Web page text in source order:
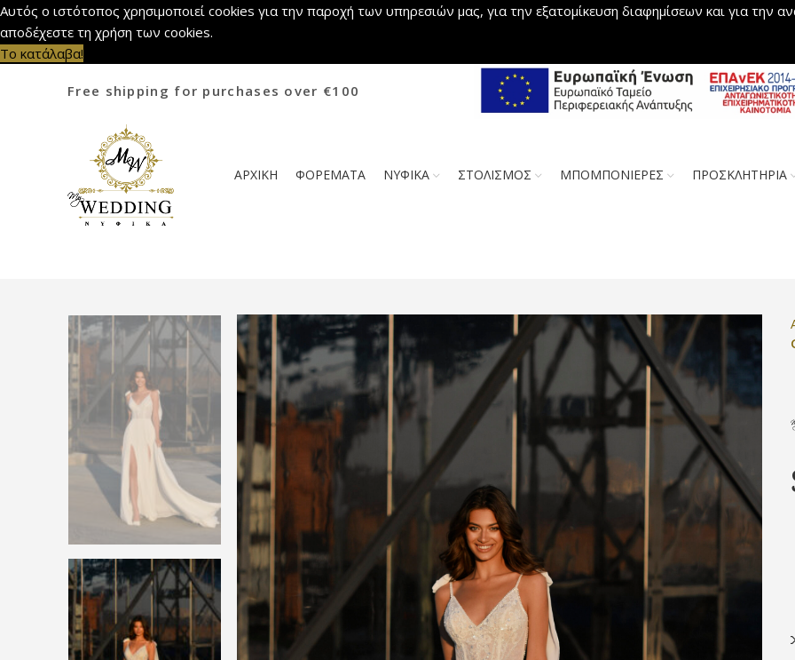
Αυτός ο ιστότοπος χρησιμοποιεί cookies για την παροχή των υπηρεσιών μας, για την εξατομίκευση διαφημίσεων και για την
αποδέχεστε τη χρήση των cookies.
Το κατάλαβα!
Free shipping for purchases over €100
ΑΡΧΙΚΗ ΦΟΡΕΜΑΤΑ ΝΥΦΙΚΑ ΣΤΟΛΙΣΜΟΣ ΜΠΟΜΠΟΝΙΕΡΕΣ ΠΡΟΣΚΛΗΤΗΡΙΑ